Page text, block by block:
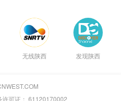
无线陕西 发现陕西
许可证： 61120170002